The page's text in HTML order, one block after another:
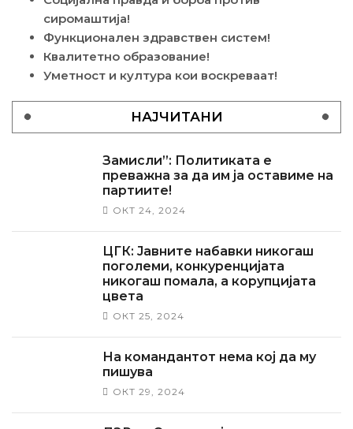
сиромаштија!
Функционален здравствен систем!
Квалитетно образование!
Уметност и култура кои воскреваат!
НАЈЧИТАНИ
Замисли”: Политиката е
преважна за да им ја оставиме на
партиите!
ОКТ 24, 2024
ЦГК: Јавните набавки никогаш
поголеми, конкуренцијата
никогаш помала, а корупцијата
цвета
ОКТ 25, 2024
На командантот нема кој да му
пишува
ОКТ 29, 2024